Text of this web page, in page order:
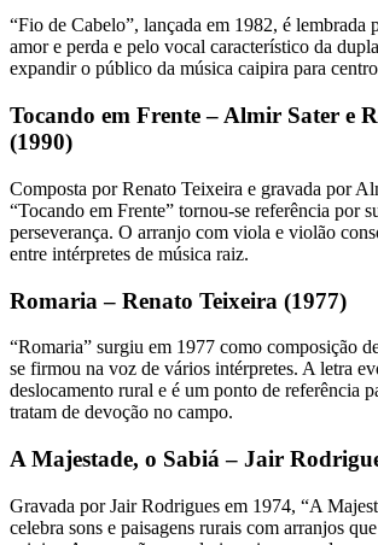
“Fio de Cabelo”, lançada em 1982, é lembrada
amor e perda e pelo vocal característico da
expandir o público da música caipira para
Tocando em Frente – Almir Sater e
(1990)
Composta por Renato Teixeira e gravada por
“Tocando em Frente” tornou-se referência por
perseverança. O arranjo com viola e violão
entre intérpretes de música raiz.
Romaria – Renato Teixeira (1977)
“Romaria” surgiu em 1977 como composição
se firmou na voz de vários intérpretes. A letra
deslocamento rural e é um ponto de referência
tratam de devoção no campo.
A Majestade, o Sabiá – Jair
Gravada por Jair Rodrigues em 1974, “A
celebra sons e paisagens rurais com arranjos